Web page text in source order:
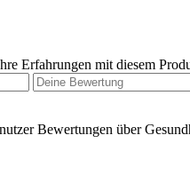
Erfahrungen mit diesem
Bewertungen über